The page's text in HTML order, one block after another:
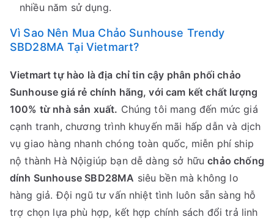
nhiều năm sử dụng.
Vì Sao Nên Mua Chảo Sunhouse Trendy
SBD28MA Tại Vietmart?
Vietmart tự hào là địa chỉ tin cậy phân phối chảo
Sunhouse giá rẻ chính hãng, với cam kết chất lượng
100% từ nhà sản xuất. Chúng tôi mang đến mức giá
cạnh tranh, chương trình khuyến mãi hấp dẫn và dịch
vụ giao hàng nhanh chóng toàn quốc, miễn phí ship
nộ thành Hà Nộigiúp bạn dễ dàng sở hữuchảo chống
dính Sunhouse SBD28MA siêu bền mà không lo
hàng giả. Đội ngũ tư vấn nhiệt tình luôn sẵn sàng hỗ
trợ chọn lựa phù hợp, kết hợp chính sách đổi trả linh